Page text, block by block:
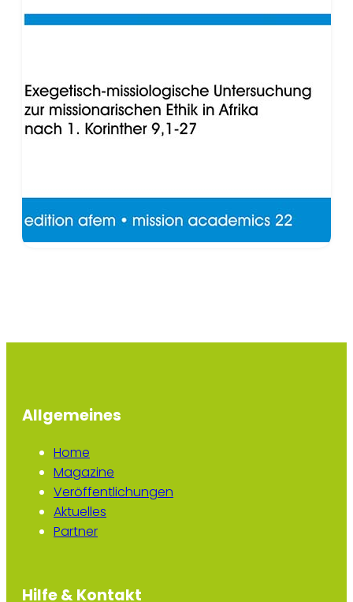
Allgemeines
Home
Magazine
Veröffentlichungen
Aktuelles
Partner
Hilfe & Kontakt